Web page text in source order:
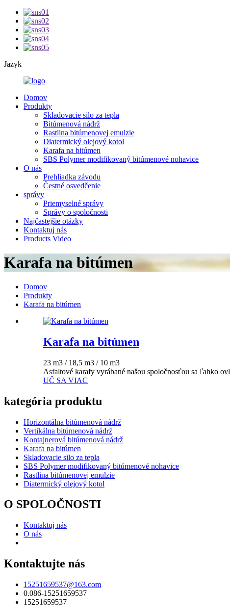
Jazyk
Domov
Produkty
Skladovacie silo za tepla
Bitúmenová nádrž
Rastlina bitúmenovej emulzie
Diatermický olejový kotol
Karafa na bitúmen
SBS Polymer modifikovaný bitúmenové nohavice
O nás
Prehliadka závodu
Čestné osvedčenie
správy
Priemyselné správy
Správy o spoločnosti
Najčastejšie otázky
Kontaktuj nás
Products Video
Karafa na bitúmen
Domov
Produkty
Karafa na bitúmen
Karafa na bitúmen
23 m3 / 18,5 m3 / 10 m3
Asfaltové karafy vyrábané našou spoločnosťou sa ľahko
UČ SA VIAC
kategória produktu
Horizontálna bitúmenová nádrž
Vertikálna bitúmenová nádrž
Kontajnerová bitúmenová nádrž
Karafa na bitúmen
Skladovacie silo za tepla
SBS Polymer modifikovaný bitúmenové nohavice
Rastlina bitúmenovej emulzie
Diatermický olejový kotol
O SPOLOČNOSTI
Kontaktuj nás
O nás
Kontaktujte nás
15251659537@163.com
0.086-15251659537
15251659537